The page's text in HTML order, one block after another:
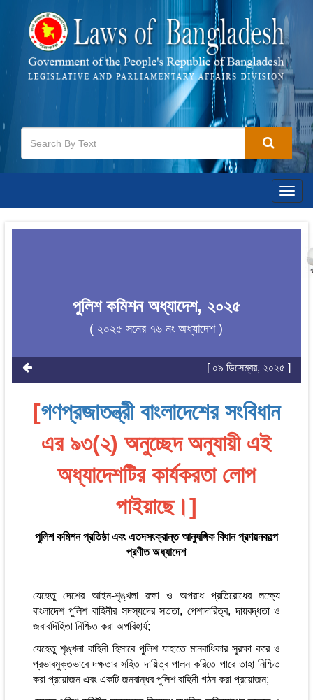
পুলিশ কমিশন অধ্যাদেশ, ২০২৫
( ২০২৫ সনের ৭৬ নং অধ্যাদেশ )
[ ০৯ ডিসেম্বর, ২০২৫ ]
[গণপ্রজাতন্ত্রী বাংলাদেশের সংবিধান
এর ৯৩(২) অনুচ্ছেদ অনুযায়ী এই
অধ্যাদেশটির কার্যকরতা লোপ
পাইয়াছে।]
পুলিশ কমিশন প্রতিষ্ঠা এবং এতদসংক্রান্ত আনুষঙ্গিক বিধান প্রণয়নকল্পে
প্রণীত অধ্যাদেশ
যেহেতু দেশের আইন-শৃঙ্খলা রক্ষা ও অপরাধ প্রতিরোধের লক্ষ্যে
বাংলাদেশ পুলিশ বাহিনীর সদস্যদের সততা, পেশাদারিত্ব, দায়বদ্ধতা ও
জবাবদিহিতা নিশ্চিত করা অপরিহার্য;
যেহেতু শৃঙ্খলা বাহিনী হিসাবে পুলিশ যাহাতে মানবাধিকার সুরক্ষা করে ও
প্রভাবমুক্তভাবে দক্ষতার সহিত দায়িত্ব পালন করিতে পারে তাহা নিশ্চিত
করা প্রয়োজন এবং একটি জনবান্ধব পুলিশ বাহিনী গঠন করা প্রয়োজন;